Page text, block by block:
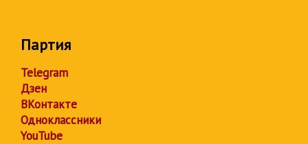
Партия
Telegram
Дзен
ВКонтакте
Одноклассники
YouTube